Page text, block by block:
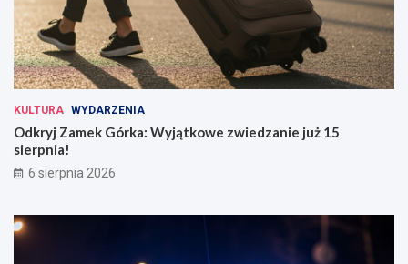
KULTURA WYDARZENIA
Odkryj Zamek Górka: Wyjątkowe zwiedzanie już 15
sierpnia!
6 sierpnia 2026